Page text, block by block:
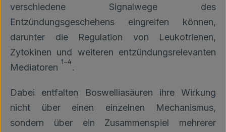
verschiedene Signalwege des
Entzündungsgeschehens eingreifen können,
darunter die Regulation von Leukotrienen,
Zytokinen und weiteren entzündungsrelevanten
Mediatoren
1–4
.
Dabei entfalten Boswelliasäuren ihre Wirkung
nicht über einen einzelnen Mechanismus,
sondern über ein Zusammenspiel mehrerer